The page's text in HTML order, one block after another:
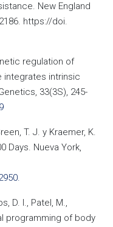
New England
https://doi.
regulation of
integrates intrinsic
33(3S), 245-
T. J. y Kraemer, K.
Days. Nueva York,
D. I., Patel, M.,
programming of body